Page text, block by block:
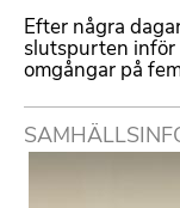
Efter några
slutspurten inför
omgångar på